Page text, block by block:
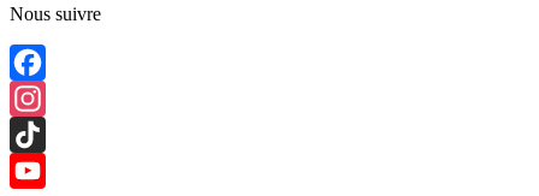
Nous suivre
Facebook
Instagram
TikTok